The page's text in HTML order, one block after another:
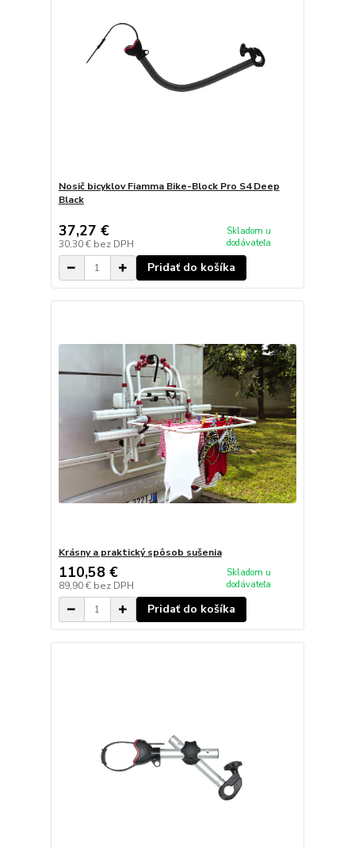
Nosič bicyklov Fiamma Bike-Block Pro S4 Deep
Black
37,27 €
30,30 € bez DPH
Skladom u
dodávateľa
Pridať do košíka
Krásny a praktický spôsob sušenia
110,58 €
89,90 € bez DPH
Skladom u
dodávateľa
Pridať do košíka